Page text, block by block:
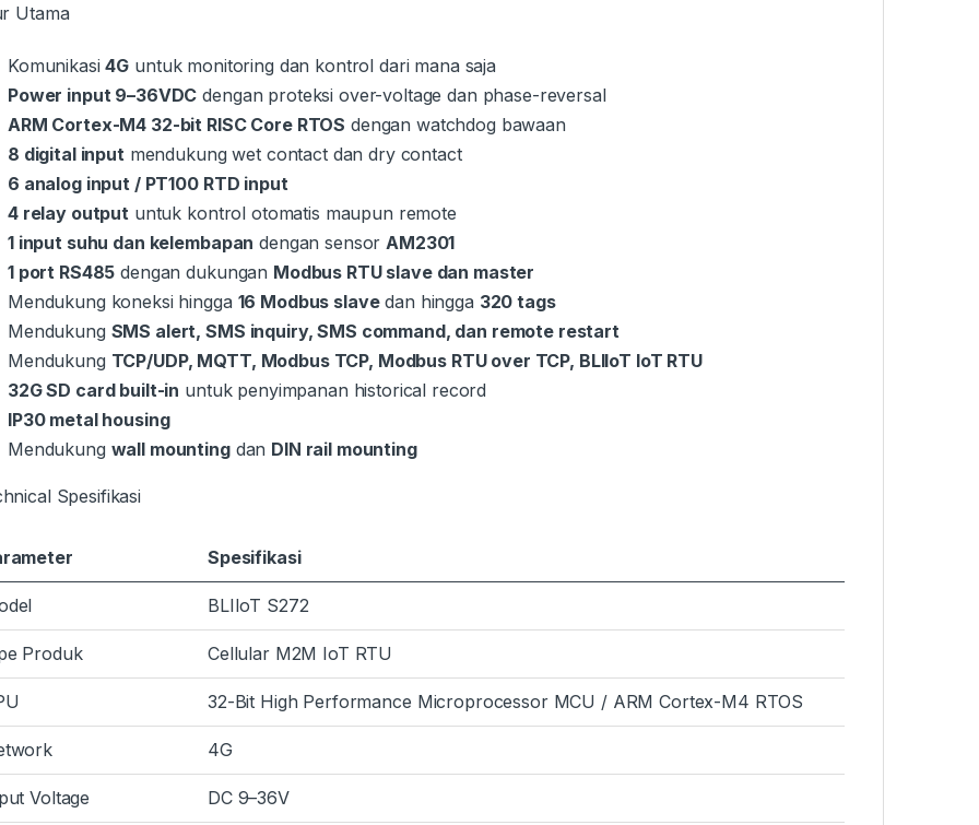
Utama
Komunikasi4G untuk monitoring dan kontrol dari mana saja
Power input 9–36VDC dengan proteksi over-voltage dan phase-reversal
ARM Cortex-M4 32-bit RISC Core RTOS dengan watchdog bawaan
8 digital input mendukung wet contact dan dry contact
6 analog input / PT100 RTD input
4 relay output untuk kontrol otomatis maupun remote
1 input suhu dan kelembapan dengan sensor AM2301
1 port RS485 dengan dukungan Modbus RTU slave dan master
Mendukung koneksi hingga 16 Modbus slavedan hingga 320 tags
Mendukung SMS alert, SMS inquiry, SMS command, dan remote restart
Mendukung TCP/UDP, MQTT, Modbus TCP, Modbus RTU over TCP, BLIIoT IoT RTU
32G SD card built-in untuk penyimpanan historical record
IP30 metal housing
Mendukung wall mountingdan DIN rail mounting
Spesifikasi
Spesifikasi
BLIIoT S272
Produk Cellular M2M IoT RTU
32-Bit High Performance Microprocessor MCU / ARM Cortex-M4 RTOS
4G
Voltage DC 9–36V